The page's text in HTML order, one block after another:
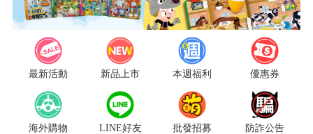
老師您好!!幼教會員火熱招募中~
海外購物免煩惱！點我查看『海外購物流程說明』
最新活動 新品上市 本週福利 優惠券
海外購物 LINE好友 批發招募 防詐公告